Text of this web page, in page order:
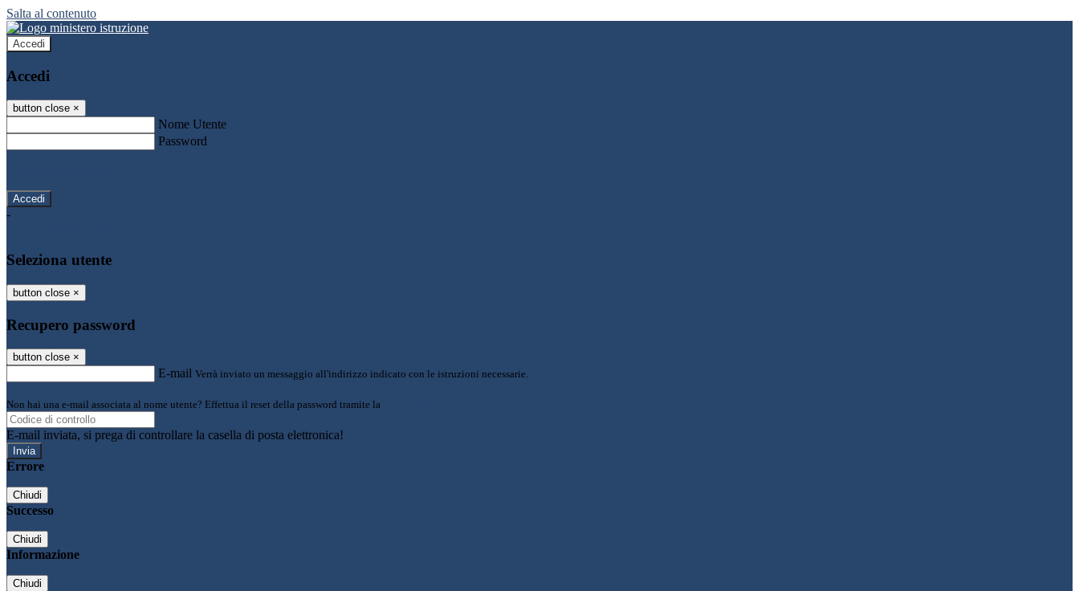
Salta al contenuto
Accedi
Accedi
button close ×
Nome Utente
Password
-
Seleziona utente
button close ×
Recupero password
button close ×
E-mail Verrà inviato un messaggio all'indirizzo indicato con le istruzioni necessarie.
Non hai una e-mail associata al nome utente? Effettua il reset della password tramite la
E-mail inviata, si prega di controllare la casella di posta elettronica!
Errore
Chiudi
Successo
Chiudi
Informazione
Chiudi